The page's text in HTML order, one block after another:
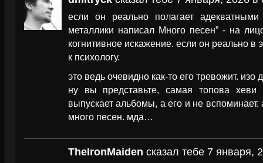
если он реально полагает
металлики написал Много песен” - на
когнитивное искажение. если он реально в
к психологу.
это ведь очевидно как-то его тревожит.
ну вы представьте, самая топова хеви
выпускает альбомы, а его и не
много песен. мда…
TheIronMaiden сказал тебе 7 января,